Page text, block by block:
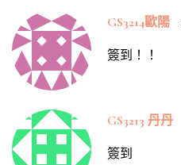
GS3214歐陽
簽到！！
GS3213 丹丹
簽到